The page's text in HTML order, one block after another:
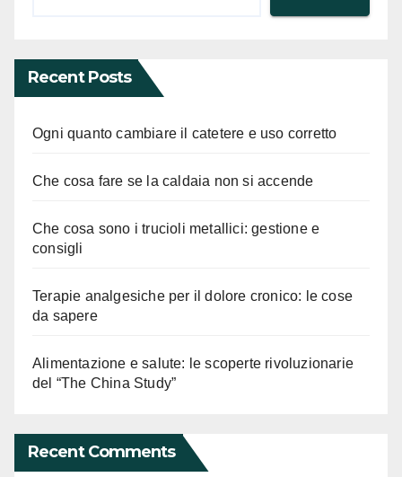
Recent Posts
Ogni quanto cambiare il catetere e uso corretto
Che cosa fare se la caldaia non si accende
Che cosa sono i trucioli metallici: gestione e
consigli
Terapie analgesiche per il dolore cronico: le cose
da sapere
Alimentazione e salute: le scoperte rivoluzionarie
del “The China Study”
Recent Comments